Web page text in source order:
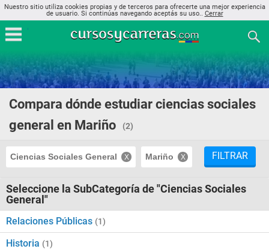
Nuestro sitio utiliza cookies propias y de terceros para ofrecerte una mejor experiencia
de usuario. Si continúas navegando aceptás su uso.. Cerrar
Compara dónde estudiar ciencias sociales
general en Mariño
(2)
Ciencias Sociales General Mariño FILTRAR
Seleccione la SubCategoría de "Ciencias Sociales
General"
Relaciones Públicas (1)
Historia (1)